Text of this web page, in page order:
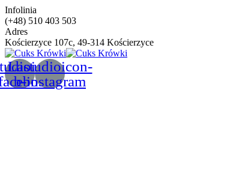
Infolinia
(+48) 510 403 503
Adres
Kościerzyce 107c, 49-314 Kościerzyce
Lastudioicon-
b-instagram